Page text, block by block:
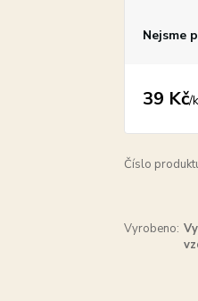
Nejsme
39 Kč/
Číslo
Vyrobeno: